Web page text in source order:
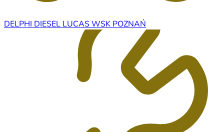
DELPHI DIESEL LUCAS WSK POZNAŃ